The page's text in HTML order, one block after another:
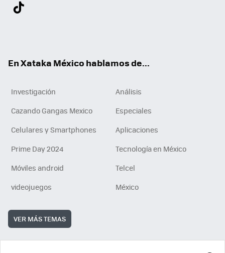
En Xataka México hablamos de...
Investigación
Análisis
Cazando Gangas Mexico
Especiales
Celulares y Smartphones
Aplicaciones
Prime Day 2024
Tecnología en México
Móviles android
Telcel
videojuegos
México
VER MÁS TEMAS